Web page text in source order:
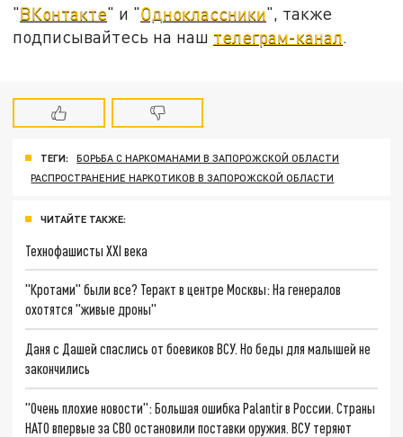
"ВКонтакте" и "Одноклассники", также
подписывайтесь на наш телеграм-канал.
ТЕГИ:
БОРЬБА С НАРКОМАНАМИ В ЗАПОРОЖСКОЙ ОБЛАСТИ
РАСПРОСТРАНЕНИЕ НАРКОТИКОВ В ЗАПОРОЖСКОЙ ОБЛАСТИ
ЧИТАЙТЕ ТАКЖЕ:
Технофашисты XXI века
"Кротами" были все? Теракт в центре Москвы: На генералов
охотятся "живые дроны"
Даня с Дашей спаслись от боевиков ВСУ. Но беды для малышей не
закончились
"Очень плохие новости": Большая ошибка Palantir в России. Страны
НАТО впервые за СВО остановили поставки оружия. ВСУ теряют